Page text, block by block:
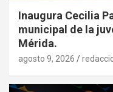
Inaugura Cecilia
municipal de la
Mérida.
agosto 9, 2026